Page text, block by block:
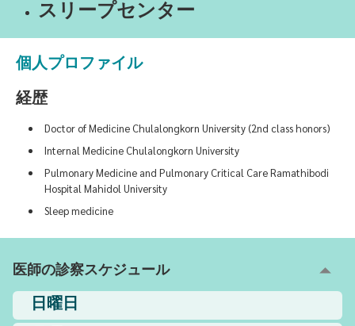
スリープセンター
個人プロファイル
経歴
Doctor of Medicine Chulalongkorn University (2nd class honors)
Internal Medicine Chulalongkorn University
Pulmonary Medicine and Pulmonary Critical Care Ramathibodi
Hospital Mahidol University
Sleep medicine
医師の診察スケジュール
日曜日